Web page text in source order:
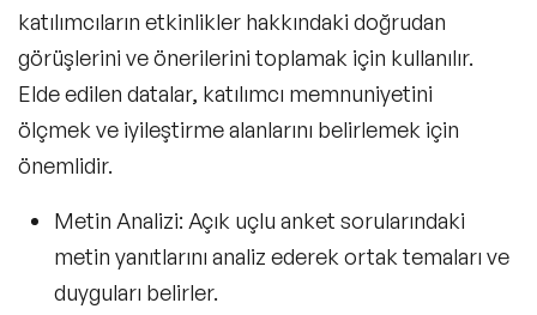
katılımcıların etkinlikler hakkındaki doğrudan
görüşlerini ve önerilerini toplamak için kullanılır.
Elde edilen datalar, katılımcı memnuniyetini
ölçmek ve iyileştirme alanlarını belirlemek için
önemlidir.
Metin Analizi: Açık uçlu anket sorularındaki
metin yanıtlarını analiz ederek ortak temaları ve
duyguları belirler.